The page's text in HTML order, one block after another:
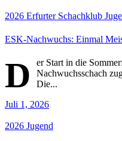
2026 Erfurter Schachklub
ESK-Nachwuchs: Einmal
D
er Start in die
Nachwuchsschach
Die...
Juli 1, 2026
2026 Jugend